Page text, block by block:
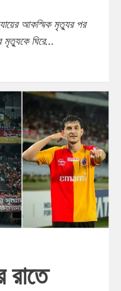
আকস্মিক মৃত্যুর পর
ঘিরে...
রাতে